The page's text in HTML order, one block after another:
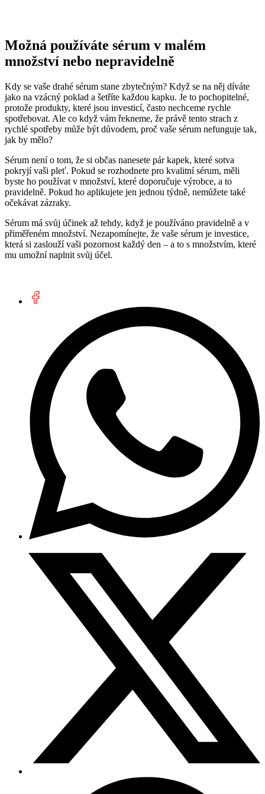
Možná používáte sérum v malém
množství nebo nepravidelně
Kdy se vaše drahé sérum stane zbytečným? Když se na něj díváte
jako na vzácný poklad a šetříte každou kapku. Je to pochopitelné,
protože produkty, které jsou investicí, často nechceme rychle
spotřebovat. Ale co když vám řekneme, že právě tento strach z
rychlé spotřeby může být důvodem, proč vaše sérum nefunguje tak,
jak by mělo?
Sérum není o tom, že si občas nanesete pár kapek, které sotva
pokryjí vaši pleť. Pokud se rozhodnete pro kvalitní sérum, měli
byste ho používat v množství, které doporučuje výrobce, a to
pravidelně. Pokud ho aplikujete jen jednou týdně, nemůžete také
očekávat zázraky.
Sérum má svůj účinek až tehdy, když je používáno pravidelně a v
přiměřeném množství. Nezapomínejte, že vaše sérum je investice,
která si zaslouží vaši pozornost každý den – a to s množstvím, které
mu umožní naplnit svůj účel.